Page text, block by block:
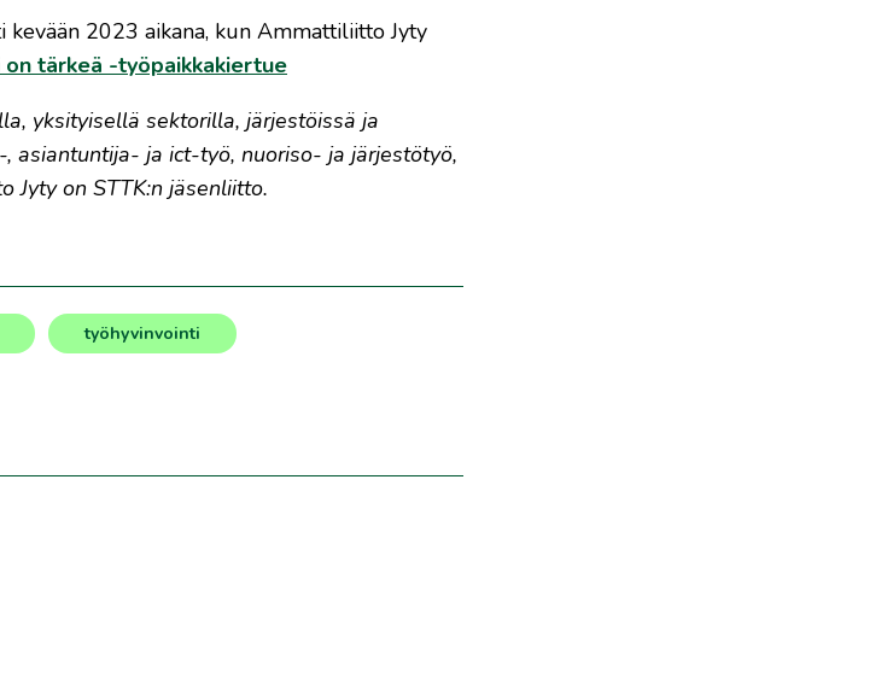
2023 aikana, kun Ammattiliitto Jyty
on tärkeä -työpaikkakiertue
yksityisellä sektorilla, järjestöissä ja
asiantuntija- ja ict-työ, nuoriso- ja järjestötyö,
Jyty on STTK:n jäsenliitto.
työhyvinvointi